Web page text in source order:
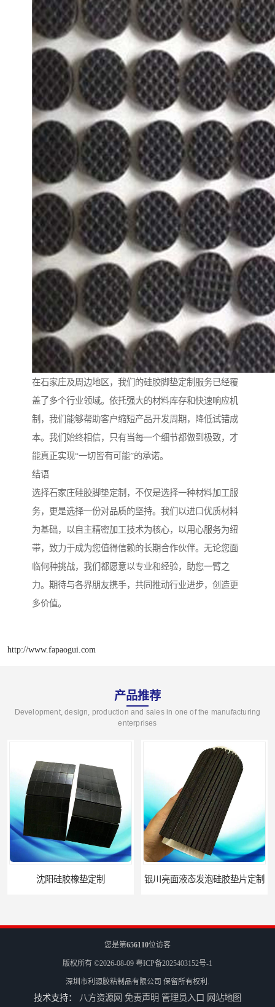
在石家庄及周边地区，我们的硅胶脚垫定制服务已经覆
盖了多个行业领域。依托强大的材料库存和快速响应机
制，我们能够帮助客户缩短产品开发周期，降低试错成
本。我们始终相信，只有当每一个细节都做到极致，才
能真正实现“一切皆有可能”的承诺。
结语
选择石家庄硅胶脚垫定制，不仅是选择一种材料加工服
务，更是选择一份对品质的坚持。我们以进口优质材料
为基础，以自主精密加工技术为核心，以用心服务为纽
带，致力于成为您值得信赖的长期合作伙伴。无论您面
临何种挑战，我们都愿意以专业和经验，助您一臂之
力。期待与各界朋友携手，共同推动行业进步，创造更
多价值。
http://www.fapaogui.com
产品推荐
Development, design, production and sales in one of the manufacturing
enterprises
沈阳硅胶橡垫定制 银川亮面液态发泡硅胶垫片定制
您是第656110位访客
版权所有 ©2026-08-09 粤ICP备2025403152号-1
深圳市利源胶粘制品有限公司 保留所有权利.
技术支持： 八方资源网 免责声明 管理员入口 网站地图